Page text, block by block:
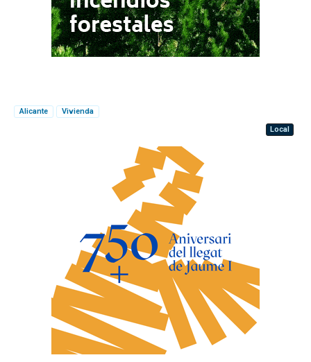
Alicante
Vivienda
Local